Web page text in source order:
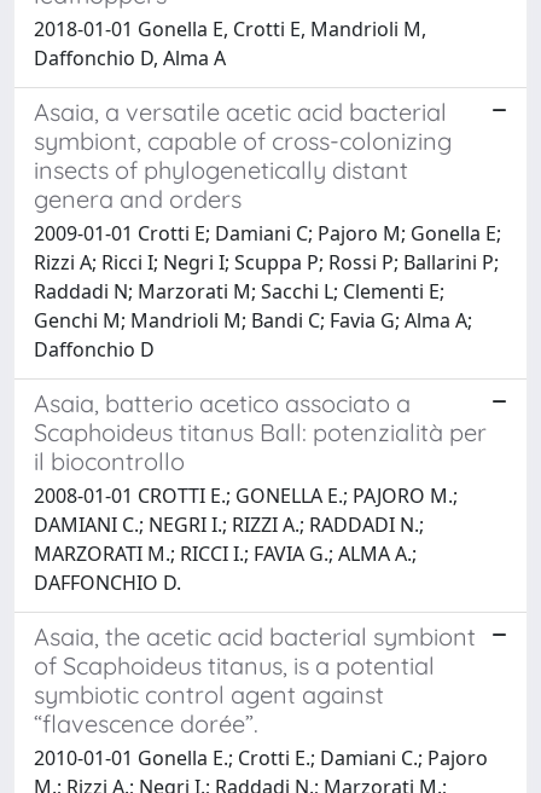
2018-01-01 Gonella E, Crotti E, Mandrioli M,
Daffonchio D, Alma A
Asaia, a versatile acetic acid bacterial
symbiont, capable of cross-colonizing
insects of phylogenetically distant
genera and orders
2009-01-01 Crotti E; Damiani C; Pajoro M; Gonella E;
Rizzi A; Ricci I; Negri I; Scuppa P; Rossi P; Ballarini P;
Raddadi N; Marzorati M; Sacchi L; Clementi E;
Genchi M; Mandrioli M; Bandi C; Favia G; Alma A;
Daffonchio D
Asaia, batterio acetico associato a
Scaphoideus titanus Ball: potenzialità per
il biocontrollo
2008-01-01 CROTTI E.; GONELLA E.; PAJORO M.;
DAMIANI C.; NEGRI I.; RIZZI A.; RADDADI N.;
MARZORATI M.; RICCI I.; FAVIA G.; ALMA A.;
DAFFONCHIO D.
Asaia, the acetic acid bacterial symbiont
of Scaphoideus titanus, is a potential
symbiotic control agent against
“flavescence dorée”.
2010-01-01 Gonella E.; Crotti E.; Damiani C.; Pajoro
M.; Rizzi A.; Negri I.; Raddadi N.; Marzorati M.;